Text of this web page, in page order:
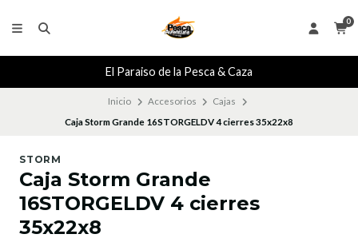
0
El Paraiso de la Pesca & Caza
Inicio Accesorios
Cajas
Caja Storm Grande 16STORGELDV 4 cierres 35x22x8
STORM
Caja Storm Grande
16STORGELDV 4 cierres
35x22x8